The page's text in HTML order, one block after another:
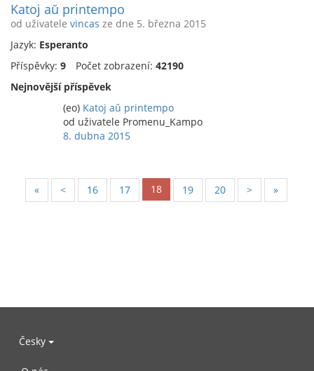
Katoj aŭ printempo
od uživatele vincas ze dne 5. března 2015
Jazyk: Esperanto
Příspěvky: 9 Počet zobrazení: 42190
Nejnovější příspěvek
(eo) Katoj aŭ printempo
od uživatele Promenu_Kampo
8. dubna 2015
« < 16 17 18 19 20 > »
Česky